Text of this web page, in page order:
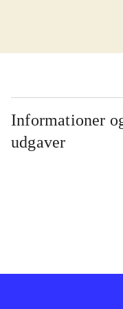
Informationer
udgaver